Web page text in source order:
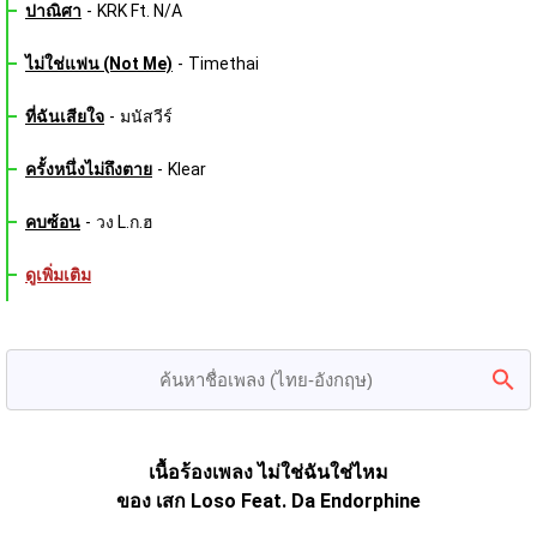
ปาณิศา - KRK Ft. N/A
ไม่ใช่แฟน (Not Me) - Timethai
ที่ฉันเสียใจ - มนัสวีร์
ครั้งหนึ่งไม่ถึงตาย - Klear
คบซ้อน - วง L.ก.ฮ
ดูเพิ่มเติม
เนื้อร้องเพลง ไม่ใช่ฉันใช่ไหม
ของ เสก Loso Feat. Da Endorphine